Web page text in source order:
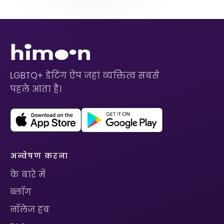
LGBTQ+ डेटिंग ऐप जहां व्यक्तित्व सबसे
पहले आता है।
अन्वेषण करना
के बारे में
ब्लॉग
नॉलेज हब